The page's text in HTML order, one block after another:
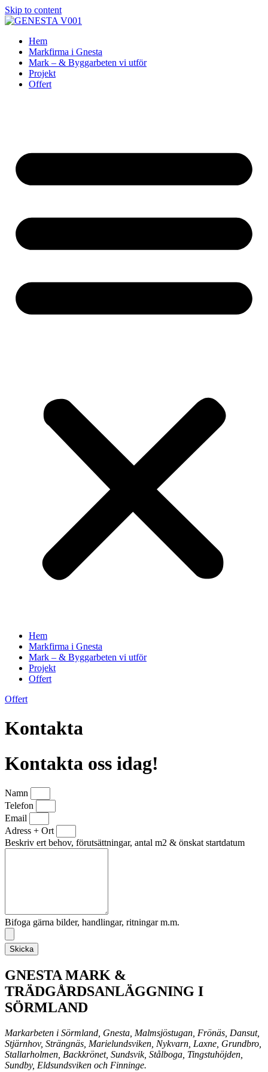
Skip to content
Hem
Markfirma i Gnesta
Mark – & Byggarbeten vi utför
Projekt
Offert
Hem
Markfirma i Gnesta
Mark – & Byggarbeten vi utför
Projekt
Offert
Offert
Kontakta
Kontakta oss idag!
Namn
Telefon
Email
Adress + Ort
Beskriv ert behov, förutsättningar, antal m2 & önskat startdatum
Bifoga gärna bilder, handlingar, ritningar m.m.
Skicka
GNESTA MARK &
TRÄDGÅRDSANLÄGGNING I
SÖRMLAND
Markarbeten i Sörmland, Gnesta, Malmsjöstugan, Frönäs, Dansut,
Stjärnhov, Strängnäs, Marielundsviken, Nykvarn, Laxne, Grundbro,
Stallarholmen, Backkrönet, Sundsvik, Stålboga, Tingstuhöjden,
Sundby, Eldsundsviken och Finninge.